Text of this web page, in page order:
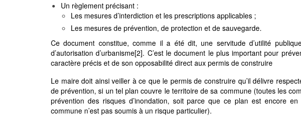
Un règlement précisant :
Les mesures d’interdiction et les prescriptions applicables ;
Les mesures de prévention, de protection et de sauvegarde.
Ce document constitue, comme il a été dit, une servitude d’utilité
d’autorisation d’urbanisme[2]. C’est le document le plus important pour
caractère précis et de son opposabilité direct aux permis de construire
Le maire doit ainsi veiller à ce que le permis de construire qu’il délivre
de prévention, si un tel plan couvre le territoire de sa commune (toutes les
prévention des risques d’inondation, soit parce que ce plan est encore
commune n’est pas soumis à un risque particulier).